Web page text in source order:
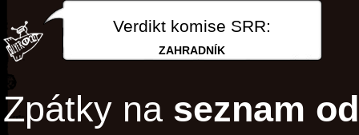
Verdikt komise SRR:
ZAHRADNÍK
Zpátky na seznam